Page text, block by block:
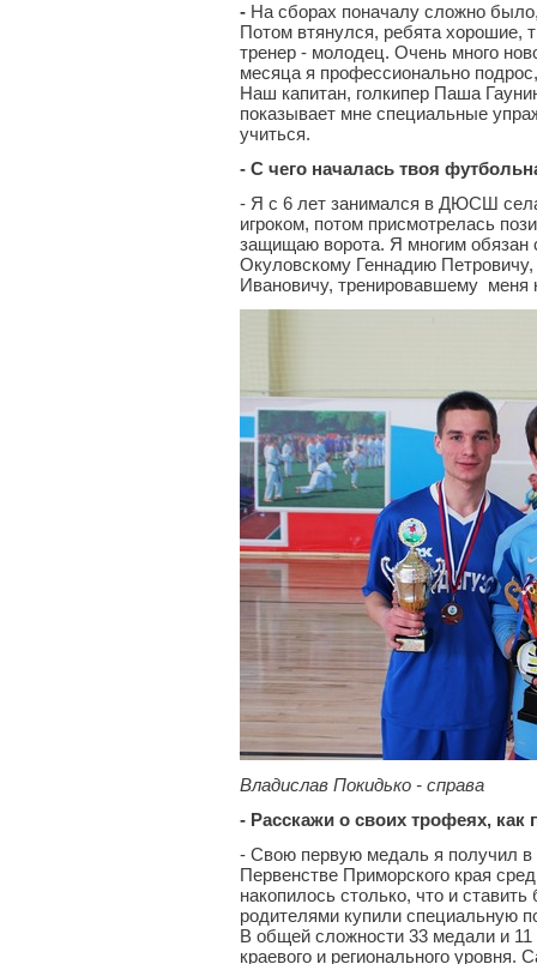
- На сборах поначалу сложно
Потом втянулся, ребята хорошие,
тренер - молодец. Очень много
месяца я профессионально
Наш капитан, голкипер Паша
показывает мне специальные
учиться.
- С чего началась твоя
- Я с 6 лет занимался в ДЮСШ
игроком, потом присмотрелась
защищаю ворота. Я многим обязан
Окуловскому Геннадию
Ивановичу, тренировавшему меня
Владислав Покидько - справа
- Расскажи о своих трофеях, как
- Свою первую медаль я получил в
Первенстве Приморского края
накопилось столько, что и
родителями купили специальную
В общей сложности 33 медали и 11
краевого и регионального